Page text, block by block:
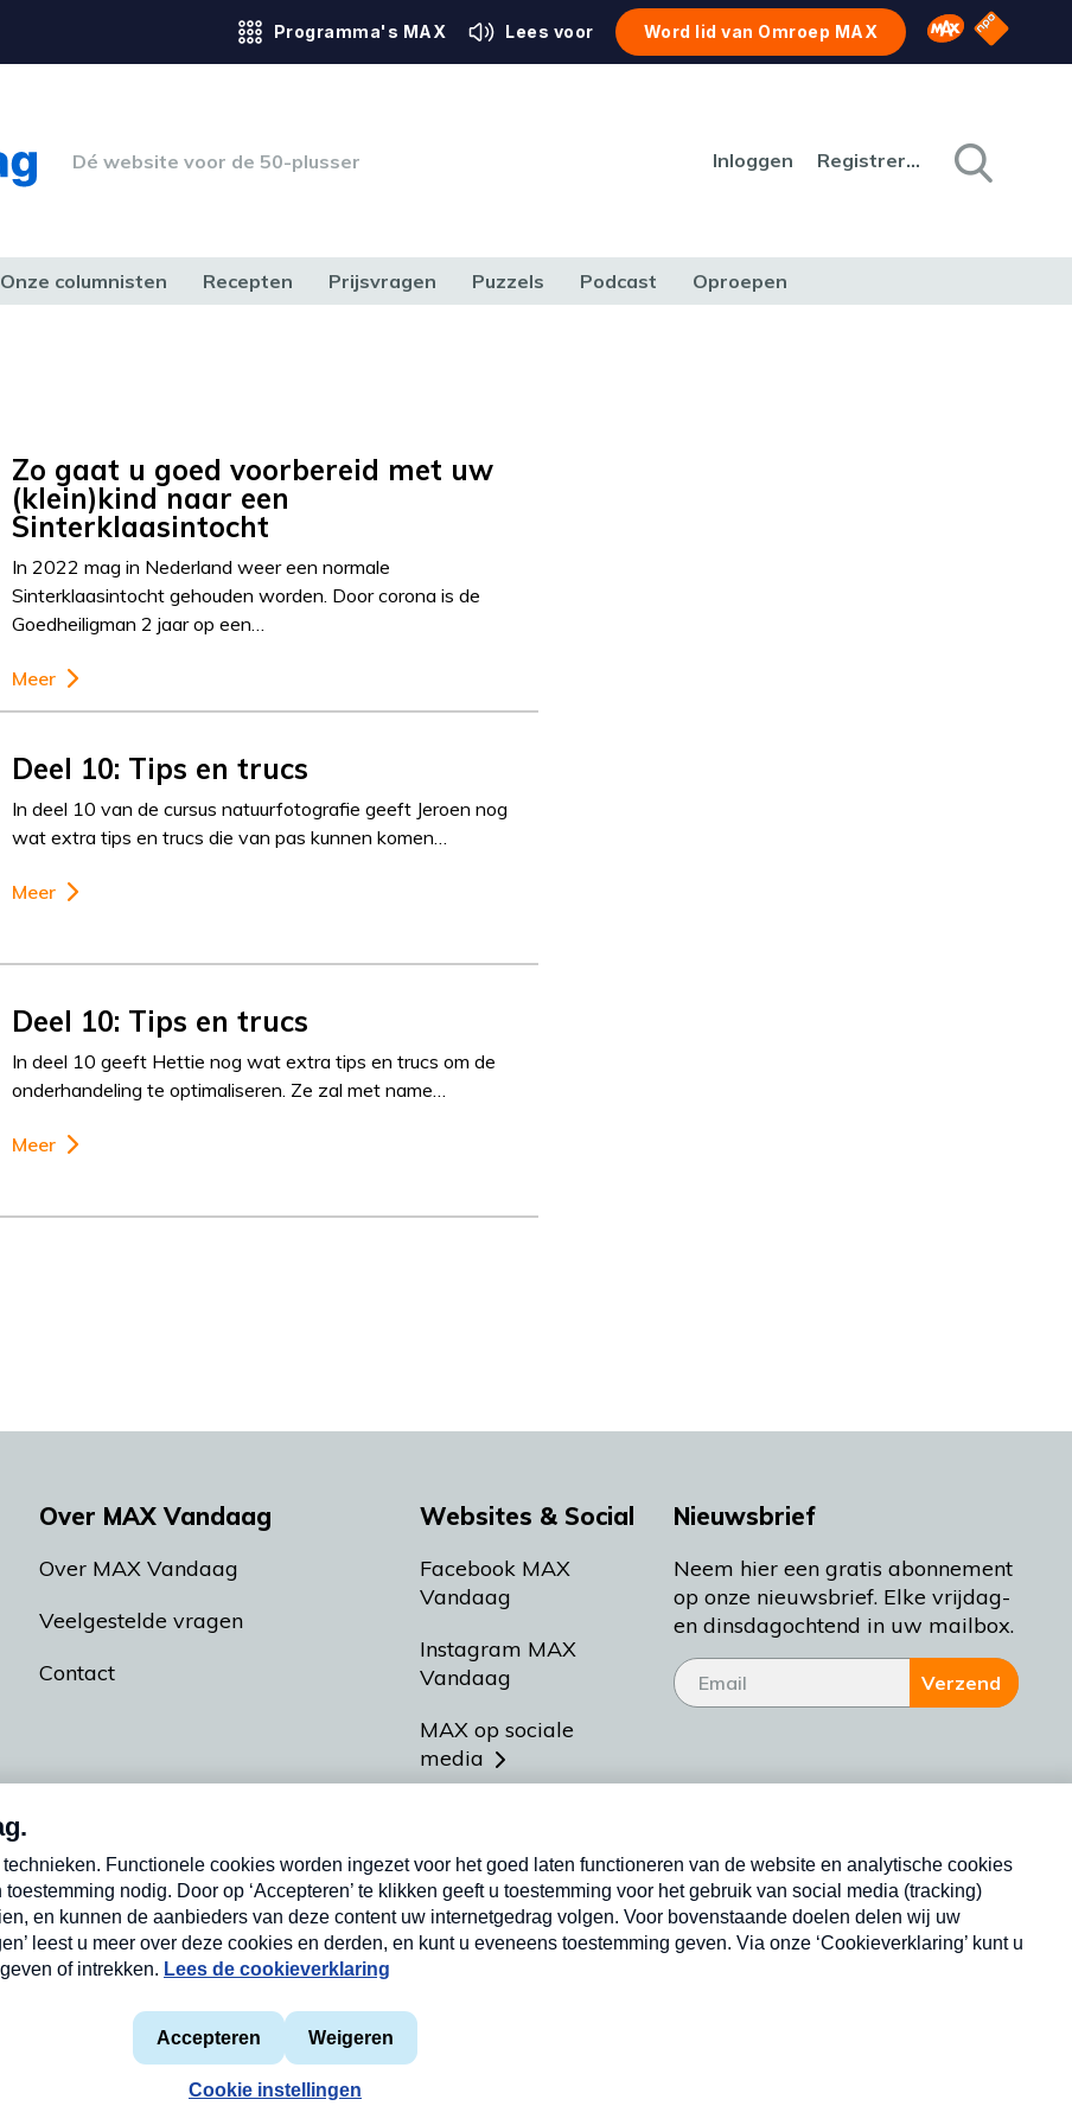
Programma's MAX Lees voor Word lid van Omroep MAX Omroep MAX
NPO
Dé website voor de 50-plusser Inloggen Registreren
Onze columnisten Recepten Prijsvragen Puzzels Podcast Oproepen
Zo gaat u goed voorbereid met uw
(klein)kind naar een
Sinterklaasintocht
In 2022 mag in Nederland weer een normale
Sinterklaasintocht gehouden worden. Door corona is de
Goedheiligman 2 jaar op een…
Meer
Deel 10: Tips en trucs
In deel 10 van de cursus natuurfotografie geeft Jeroen nog
wat extra tips en trucs die van pas kunnen komen…
Meer
Deel 10: Tips en trucs
In deel 10 geeft Hettie nog wat extra tips en trucs om de
onderhandeling te optimaliseren. Ze zal met name…
Meer
Over MAX Vandaag
Over MAX Vandaag
Veelgestelde vragen
Contact
Websites & Social
Facebook MAX
Vandaag
Instagram MAX
Vandaag
MAX op sociale
media
Meldpunt Actueel
Heel Holland Bakt
Nieuwsbrief
Neem hier een gratis abonnement
op onze nieuwsbrief. Elke vrijdag-
en dinsdagochtend in uw mailbox.
Verzend
Privacyverklaring
Cookieverklaring
Nieuwsbrief
Neem hier een gratis abonnement op onze